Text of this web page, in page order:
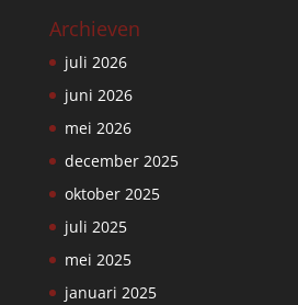
Archieven
juli 2026
juni 2026
mei 2026
december 2025
oktober 2025
juli 2025
mei 2025
januari 2025